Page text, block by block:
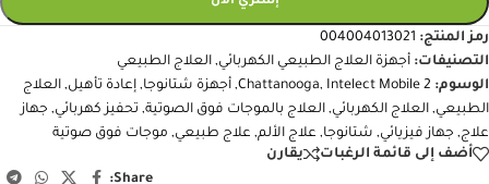
رمز المنتج: 004004013021
التصنيفات: أجهزة العلاج الطبيعي الكهربائي, العلاج الطبيعي
الوسوم:
Chattanooga, Intelect Mobile 2
, أجهزة شتانوجا, إعادة تأهيل, العلاج
الطبيعي, العلاج الكهربائي, العلاج بالموجات فوق الصوتية, تحفيز كهربائي, جهاز
علاج, جهاز فيزيائي, شتانوجا, علاج الألم, علاج طبيعي, موجات فوق صوتية
أضف إلى قائمة الرغبات
يقارن
Share: